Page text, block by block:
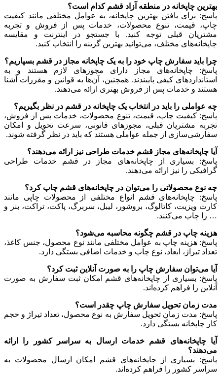
بهترین چاپخانه در منطقه آزاد قشم کدام است؟
پاسخ: برای یافتن بهترین چاپخانه، به عوامل مختلفی مانند کیفیت
چاپ، قیمت، تنوع محصولات، خدمات پس از فروش و تجربه
مشتریان قبلی توجه کنید. با جستجو در اینترنت و مقایسه
چاپخانه‌های مختلف، می‌توانید بهترین گزینه را انتخاب کنید.
چرا باید سفارش چاپ خود را به یک چاپخانه مجاز در قشم بسپاریم؟
پاسخ: چاپخانه‌های مجاز دارای مجوزهای لازم هستند و به
استانداردهای کیفی پایبندند. همچنین، آن‌ها به قوانین و مقررات آشنا
هستند و خدمات پس از فروش بهتری ارائه می‌دهند.
چه عواملی را باید در انتخاب یک چاپخانه در قشم در نظر بگیریم؟
پاسخ: کیفیت چاپ، قیمت، تنوع محصولات، خدمات پس از فروش،
تجربه مشتریان قبلی، مجوزهای قانونی، سرعت تحویل و امکان
سفارشی‌سازی از جمله عواملی هستند که باید در نظر گرفته شوند.
آیا چاپخانه‌های مجاز قشم خدمات طراحی نیز ارائه می‌دهند؟
پاسخ: بسیاری از چاپخانه‌های مجاز در قشم خدمات طراحی
گرافیکی را نیز ارائه می‌دهند.
چه نوع محصولاتی را می‌توان در چاپخانه‌های قشم چاپ کرد؟
پاسخ: چاپخانه‌های قشم انواع مختلفی از محصولات چاپی مانند
کارت ویزیت، کاتالوگ، بروشور، لیبل، سربرگ، پاکت، تراکت، بنر و
… را چاپ می‌کنند.
هزینه چاپ در قشم چگونه محاسبه می‌شود؟
پاسخ: هزینه چاپ به عوامل مختلفی مانند نوع محصول، جنس کاغذ،
تعداد تیراژ، ابعاد، نوع چاپ و خدمات اضافی بستگی دارد.
آیا می‌توان سفارش چاپ را به صورت آنلاین ثبت کرد؟
پاسخ: بسیاری از چاپخانه‌های قشم امکان ثبت سفارش به صورت
آنلاین را فراهم کرده‌اند.
مدت زمان تحویل سفارش چاپ چقدر است؟
پاسخ: مدت زمان تحویل سفارش به نوع محصول، تعداد تیراژ و حجم
کار چاپخانه بستگی دارد.
آیا چاپخانه‌های قشم خدمات ارسال به سراسر کشور را ارائه
می‌دهند؟
پاسخ: بسیاری از چاپخانه‌های قشم امکان ارسال محصولات به
سراسر کشور را فراهم کرده‌اند.